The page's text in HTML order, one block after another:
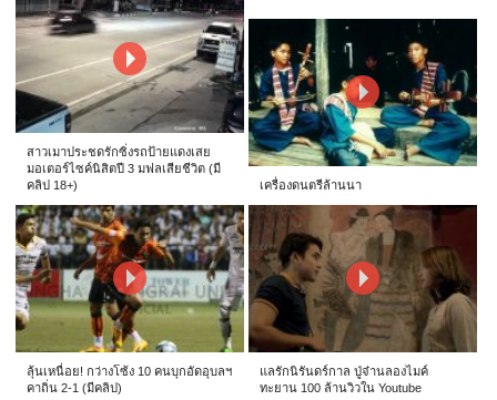
สาวเมาประชดรักซิ่งรถป้ายแดงเสย
มอเตอร์ไซค์นิสิตปี 3 มฟลเสียชีวิต (มี
คลิป 18+)
เครื่องดนตรีล้านนา
ลุ้นเหนื่อย! กว่างโซ้ง 10 คนบุกอัดอุบลฯ
คาถิ่น 2-1 (มีคลิป)
แลรักนิรันดร์กาล ปู่จ๋านลองไมค์
ทะยาน 100 ล้านวิวใน Youtube